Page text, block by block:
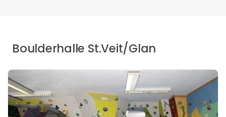
Boulderhalle St.Veit/Glan